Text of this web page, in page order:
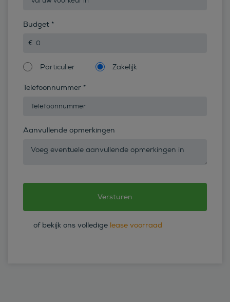
Budget *
Particulier Zakelijk
Telefoonnummer *
Aanvullende opmerkingen
of bekijk ons volledige lease voorraad